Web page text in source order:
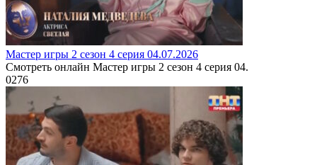
Мастер игры 2 сезон 4 серия 04.07.2026
Смотреть онлайн Мастер игры 2 сезон 4 серия 04.
0276